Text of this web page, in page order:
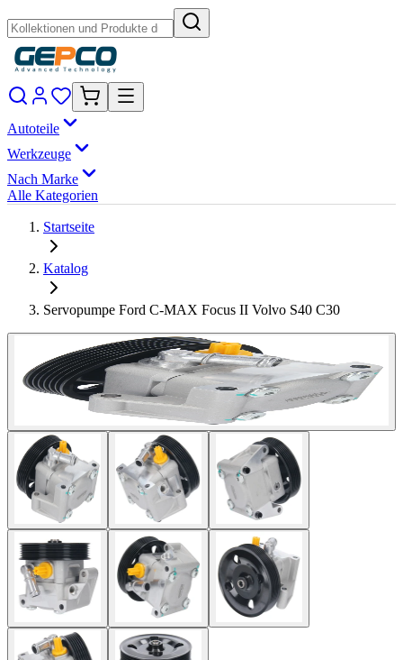
Autoteile
Werkzeuge
Nach Marke
Alle Kategorien
Startseite
Katalog
Servopumpe Ford C-MAX Focus II Volvo S40 C30